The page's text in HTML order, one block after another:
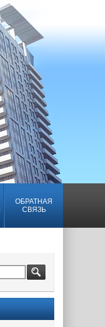
ОБРАТНАЯ
СВЯЗЬ